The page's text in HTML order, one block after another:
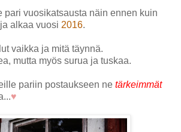
pari vuosikatsausta näin ennen kuin
alkaa vuosi 2016.
vaikka ja mitä täynnä.
mutta myös surua ja tuskaa.
pariin postaukseen ne tärkeimmät
♥